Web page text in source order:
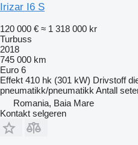
Irizar I6 S
120 000 € ≈ 1 318 000 kr
Turbuss
2018
745 000 km
Euro 6
Effekt 410 hk (301 kW) Drivstoff
pneumatikk/pneumatikk Antall
Romania, Baia Mare
Kontakt selgeren